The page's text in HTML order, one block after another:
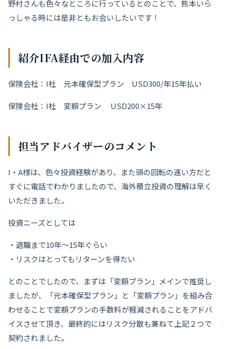
野村さんも色々なところに行っているとのことで、熊本いら
っしゃる時には是非ともお会いしたいです！
紹介IFA経由での加入内容
保険会社：I社 元本確保型プラン USD300/年15年払い
保険会社：I社 変額プラン USD200×15年
担当アドバイザーのコメント
I・A様は、色々投資経験があり、また頭の回転の速い方だと
すぐに電話でわかりましたので、海外積立投資の理解は早く
いただきました。
投資ニーズとしては
・退職まで10年〜15年ぐらい
・リスクはとってもリターンを得たい
とのことでしたので、まずは「変額プラン」メインで推奨し
ましたが、「元本確保型プラン」と「変額プラン」を組み合
わせることで変額プランの手数料が軽減されることをアドバ
イスさせて頂き、最終的にはリスク分散も兼ねて上記２つで
契約されました。